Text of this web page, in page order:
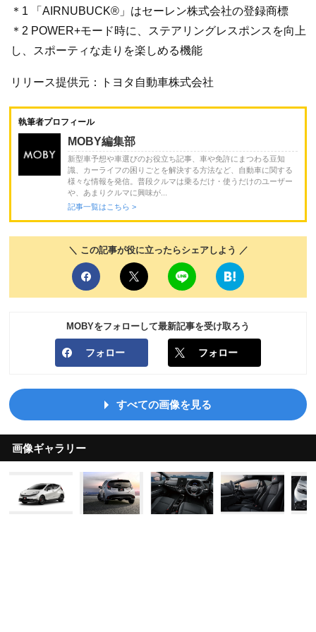
＊1 「AIRNUBUCK®」はセーレン株式会社の登録商標
＊2 POWER+モード時に、ステアリングレスポンスを向上
し、スポーティな走りを楽しめる機能
リリース提供元：トヨタ自動車株式会社
執筆者プロフィール
MOBY編集部
新型車予想や車選びのお役立ち記事、車や免許にまつわる豆知
識、カーライフの困りごとを解決する方法など、自動車に関する
様々な情報を発信。普段クルマは乗るだけ・使うだけのユーザー
や、あまりクルマに興味が...
記事一覧はこちら >
＼ この記事が役に立ったらシェアしよう ／
MOBYをフォローして最新記事を受け取ろう
フォロー フォロー
すべての画像を見る
画像ギャラリー